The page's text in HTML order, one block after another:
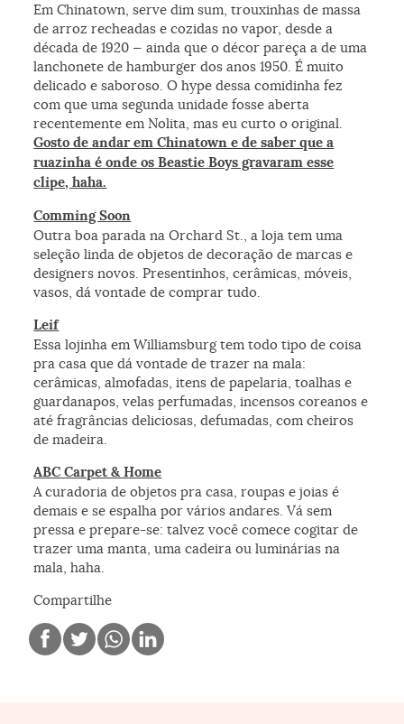
Em Chinatown, serve dim sum, trouxinhas de massa
de arroz recheadas e cozidas no vapor, desde a
década de 1920 — ainda que o décor pareça a de uma
lanchonete de hamburger dos anos 1950. É muito
delicado e saboroso. O hype dessa comidinha fez
com que uma segunda unidade fosse aberta
recentemente em Nolita, mas eu curto o original.
Gosto de andar em Chinatown e de saber que a
ruazinha é onde os Beastie Boys gravaram esse
clipe, haha.
Comming Soon
Outra boa parada na Orchard St., a loja tem uma
seleção linda de objetos de decoração de marcas e
designers novos. Presentinhos, cerâmicas, móveis,
vasos, dá vontade de comprar tudo.
Leif
Essa lojinha em Williamsburg tem todo tipo de coisa
pra casa que dá vontade de trazer na mala:
cerâmicas, almofadas, itens de papelaria, toalhas e
guardanapos, velas perfumadas, incensos coreanos e
até fragrâncias deliciosas, defumadas, com cheiros
de madeira.
ABC Carpet & Home
A curadoria de objetos pra casa, roupas e joias é
demais e se espalha por vários andares. Vá sem
pressa e prepare-se: talvez você comece cogitar de
trazer uma manta, uma cadeira ou luminárias na
mala, haha.
Compartilhe